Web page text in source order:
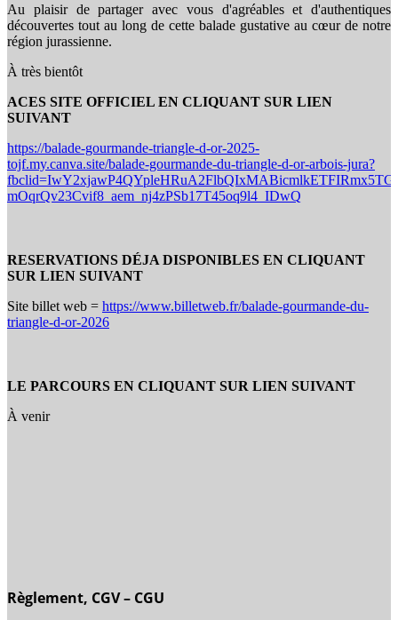
Au plaisir de partager avec vous d'agréables et d'authentiques
découvertes tout au long de cette balade gustative au cœur de notre
région jurassienne.
À très bientôt
ACES SITE OFFICIEL EN CLIQUANT SUR LIEN
SUIVANT
https://balade-gourmande-triangle-d-or-2025-
tojf.my.canva.site/balade-gourmande-du-triangle-d-or-arbois-jura?
mOqrQv23Cvif8_aem_nj4zPSb17T45oq9l4_IDwQ
RESERVATIONS DÉJA DISPONIBLES EN CLIQUANT
SUR LIEN SUIVANT
Site billet web = https://www.billetweb.fr/balade-gourmande-du-
triangle-d-or-2026
LE PARCOURS EN CLIQUANT SUR LIEN SUIVANT
À venir
Règlement, CGV – CGU